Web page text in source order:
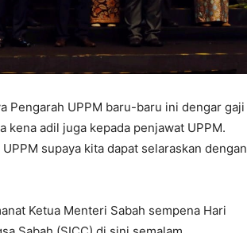
Pengarah UPPM baru-baru ini dengar gaji
kena adil juga kepada penjawat UPPM.
supaya kita dapat selaraskan dengan
Ketua Menteri Sabah sempena Hari